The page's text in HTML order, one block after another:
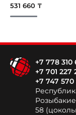
531 660 ₸
+7 778 310
+7 701 227
+7 747 570
58